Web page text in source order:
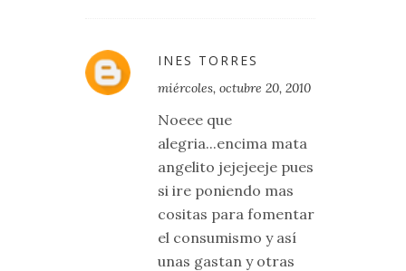
INES TORRES
miércoles, octubre 20, 2010
Noeee que
alegria...encima mata
angelito jejejeeje pues
si ire poniendo mas
cositas para fomentar
el consumismo y así
unas gastan y otras